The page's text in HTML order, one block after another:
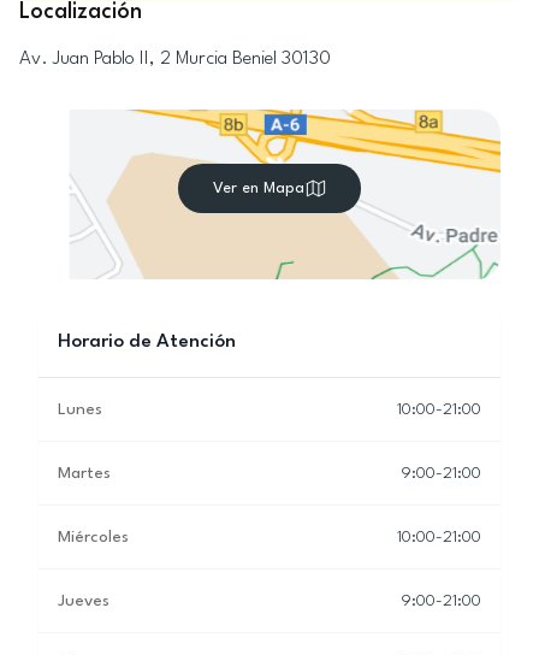
Localización
Av. Juan Pablo II, 2 Murcia Beniel 30130
Ver en Mapa
Horario de Atención
Lunes 10:00-21:00
Martes 9:00-21:00
Miércoles 10:00-21:00
Jueves 9:00-21:00